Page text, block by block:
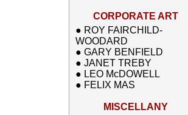
CORPORATE ART
● ROY FAIRCHILD-
WOODARD
● GARY BENFIELD
● JANET TREBY
● LEO McDOWELL
● FELIX MAS
MISCELLANY